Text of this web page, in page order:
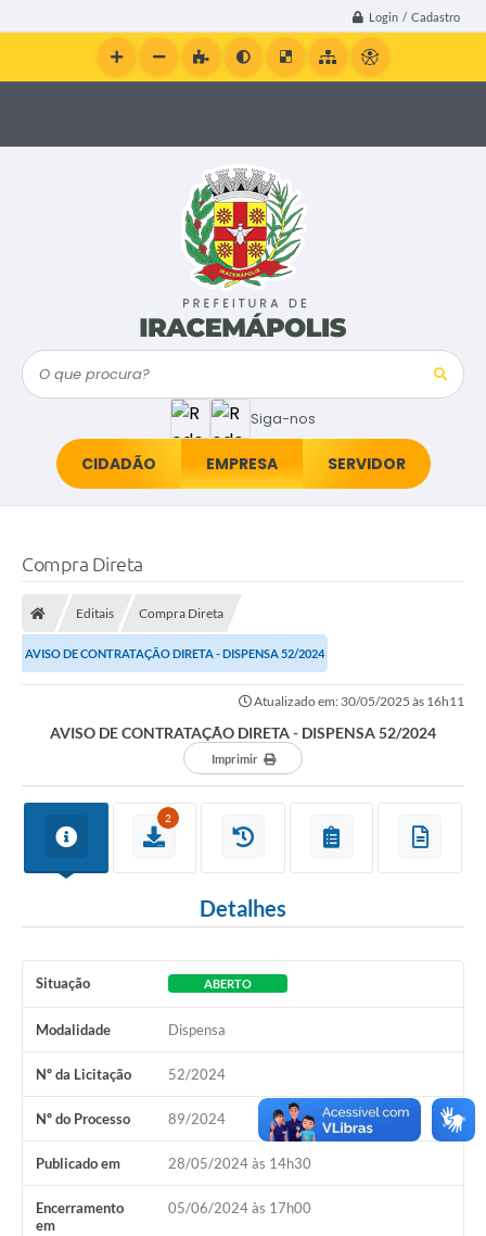
Login / Cadastro
Siga-nos
O que procura?
CIDADÃO EMPRESA SERVIDOR
Compra Direta
Editais Compra Direta
AVISO DE CONTRATAÇÃO DIRETA - DISPENSA 52/2024
Atualizado em: 30/05/2025 às 16h11
AVISO DE CONTRATAÇÃO DIRETA - DISPENSA 52/2024
Imprimir
2
Detalhes
Situação ABERTO
Modalidade Dispensa
Nº da Licitação 52/2024
Nº do Processo 89/2024
Publicado em 28/05/2024 às 14h30
Encerramento
em
05/06/2024 às 17h00